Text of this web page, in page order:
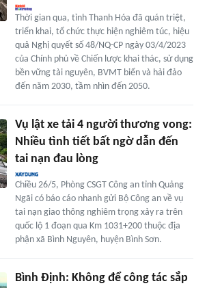
Thời gian qua, tỉnh Thanh Hóa đã quán triệt,
triển khai, tổ chức thực hiện nghiêm túc, hiệu
quả Nghị quyết số 48/NQ-CP ngày 03/4/2023
của Chính phủ về Chiến lược khai thác, sử dụng
bền vững tài nguyên, BVMT biển và hải đảo
đến năm 2030, tầm nhìn đến 2050.
Vụ lật xe tải 4 người thương vong:
Nhiều tình tiết bất ngờ dẫn đến
tai nạn đau lòng
Chiều 26/5, Phòng CSGT Công an tỉnh Quảng
Ngãi có báo cáo nhanh gửi Bộ Công an về vụ
tai nạn giao thông nghiêm trọng xảy ra trên
quốc lộ 1 đoạn qua Km 1031+200 thuộc địa
phận xã Bình Nguyên, huyện Bình Sơn.
Bình Định: Không để công tác sắp